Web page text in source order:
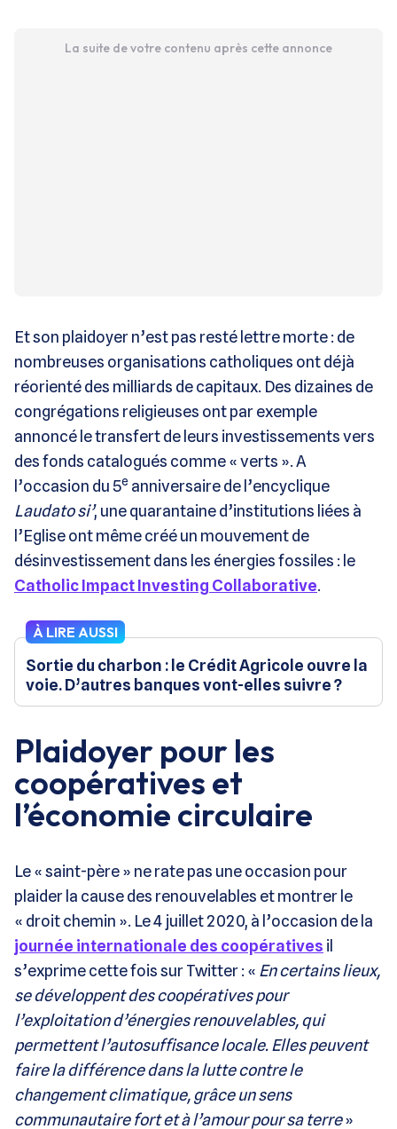
La suite de votre contenu après cette annonce
Et son plaidoyer n’est pas resté lettre morte : de
nombreuses organisations catholiques ont déjà
réorienté des milliards de capitaux. Des dizaines de
congrégations religieuses ont par exemple
annoncé le transfert de leurs investissements vers
des fonds catalogués comme « verts ». A
l’occasion du 5e anniversaire de l’encyclique
Laudato si’, une quarantaine d’institutions liées à
l’Eglise ont même créé un mouvement de
désinvestissement dans les énergies fossiles : le
Catholic Impact Investing Collaborative.
À LIRE AUSSI
Sortie du charbon : le Crédit Agricole ouvre la
voie. D’autres banques vont-elles suivre ?
Plaidoyer pour les
coopératives et
l’économie circulaire
Le « saint-père » ne rate pas une occasion pour
plaider la cause des renouvelables et montrer le
« droit chemin ». Le 4 juillet 2020, à l’occasion de la
journée internationale des coopératives il
s’exprime cette fois sur Twitter : « En certains lieux,
se développent des coopératives pour
l’exploitation d’énergies renouvelables, qui
permettent l’autosuffisance locale. Elles peuvent
faire la différence dans la lutte contre le
changement climatique, grâce un sens
communautaire fort et à l’amour pour sa terre»